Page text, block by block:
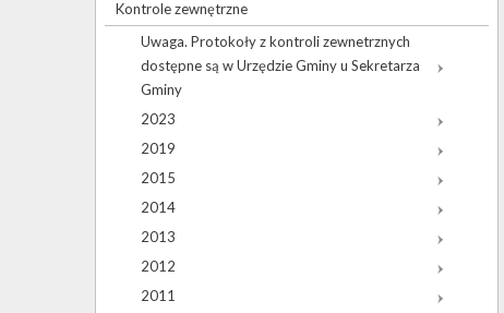
Kontrole zewnętrzne
Uwaga. Protokoły z kontroli zewnetrznych
dostępne są w Urzędzie Gminy u Sekretarza
Gminy
2023
2019
2015
2014
2013
2012
2011